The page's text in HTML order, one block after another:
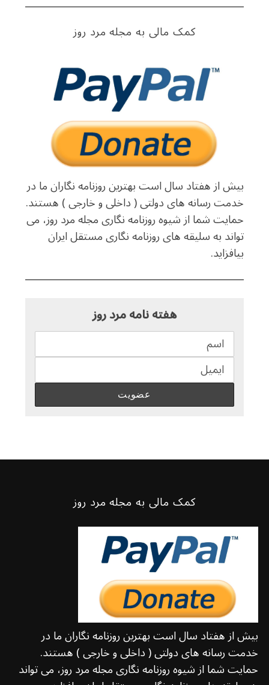
کمک مالی به مجله مرد روز
بیش از هفتاد سال است بهترین روزنامه نگاران ما در
خدمت رسانه های دولتی ( داخلی و خارجی ) هستند.
حمایت شما از شیوه روزنامه نگاری مجله مرد روز، می
تواند به سلیقه های روزنامه نگاری مستقل ایران
بیافزاید.
هفته نامه مرد روز
کمک مالی به مجله مرد روز
بیش از هفتاد سال است بهترین روزنامه نگاران ما در
خدمت رسانه های دولتی ( داخلی و خارجی ) هستند.
حمایت شما از شیوه روزنامه نگاری مجله مرد روز، می تواند